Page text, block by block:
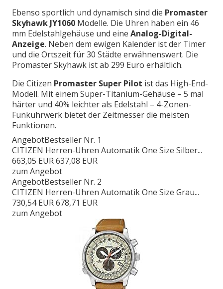
Ebenso sportlich und dynamisch sind die Promaster
Skyhawk JY1060 Modelle. Die Uhren haben ein 46
mm Edelstahlgehäuse und eine Analog-Digital-
Anzeige. Neben dem ewigen Kalender ist der Timer
und die Ortszeit für 30 Städte erwähnenswert. Die
Promaster Skyhawk ist ab 299 Euro erhältlich.
Die Citizen Promaster Super Pilot ist das High-End-
Modell. Mit einem Super-Titanium-Gehäuse – 5 mal
härter und 40% leichter als Edelstahl – 4-Zonen-
Funkuhrwerk bietet der Zeitmesser die meisten
Funktionen.
AngebotBestseller Nr. 1
CITIZEN Herren-Uhren Automatik One Size Silber...
663,05 EUR637,08 EUR
zum Angebot
AngebotBestseller Nr. 2
CITIZEN Herren-Uhren Automatik One Size Grau...
730,54 EUR678,71 EUR
zum Angebot